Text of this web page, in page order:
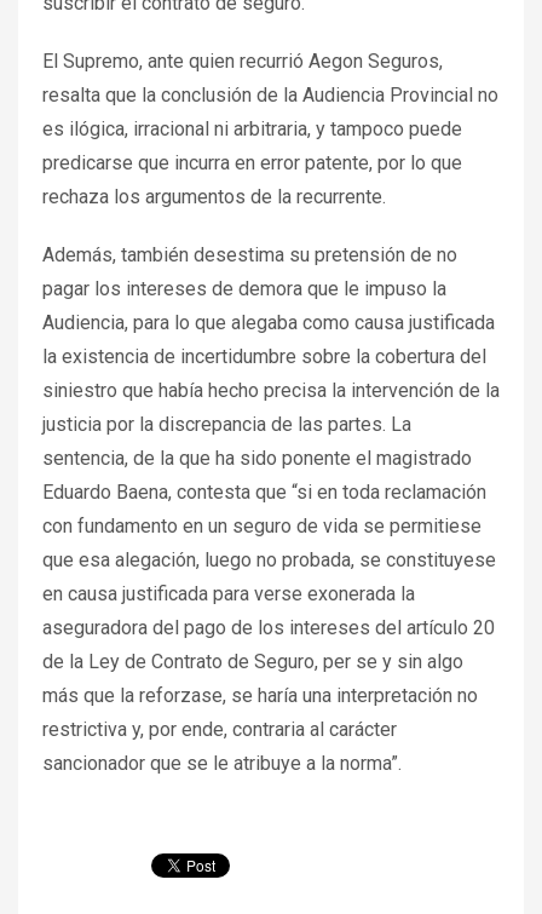
El Supremo, ante quien recurrió Aegon Seguros,
resalta que la conclusión de la Audiencia Provincial no
es ilógica, irracional ni arbitraria, y tampoco puede
predicarse que incurra en error patente, por lo que
rechaza los argumentos de la recurrente.
Además, también desestima su pretensión de no
pagar los intereses de demora que le impuso la
Audiencia, para lo que alegaba como causa justificada
la existencia de incertidumbre sobre la cobertura del
siniestro que había hecho precisa la intervención de la
justicia por la discrepancia de las partes. La
sentencia, de la que ha sido ponente el magistrado
Eduardo Baena, contesta que “si en toda reclamación
con fundamento en un seguro de vida se permitiese
que esa alegación, luego no probada, se constituyese
en causa justificada para verse exonerada la
aseguradora del pago de los intereses del artículo 20
de la Ley de Contrato de Seguro, per se y sin algo
más que la reforzase, se haría una interpretación no
restrictiva y, por ende, contraria al carácter
sancionador que se le atribuye a la norma”.